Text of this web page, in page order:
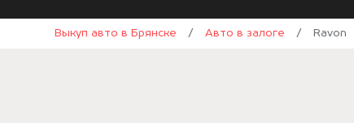
Выкуп авто в Брянске / Авто в залоге / Ravon